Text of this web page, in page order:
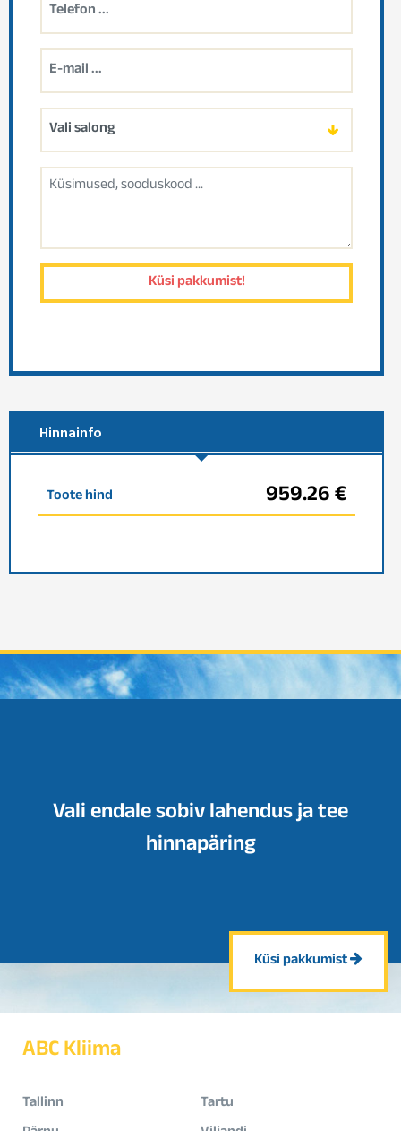
Hinnainfo
Toote hind 959.26 €
Vali endale sobiv lahendus ja tee
hinnapäring
Küsi pakkumist
ABC Kliima
Tallinn
Tartu